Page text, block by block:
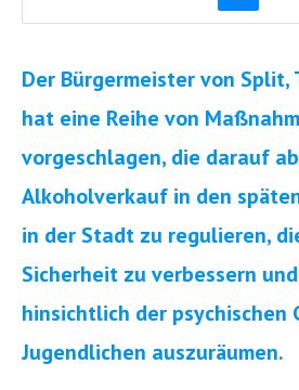
Der Bürgermeister von Split,
hat eine Reihe von
vorgeschlagen, die darauf
Alkoholverkauf in den
in der Stadt zu regulieren,
Sicherheit zu verbessern
hinsichtlich der psychischen
Jugendlichen auszuräumen.